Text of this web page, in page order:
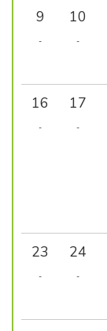
9
-
10
-
16
-
17
-
23
-
24
-